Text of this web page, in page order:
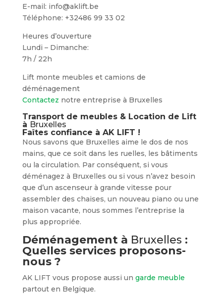
E-mail: info@aklift.be
Téléphone: +32486 99 33 02
Heures d’ouverture
Lundi – Dimanche:
7h / 22h
Lift monte meubles et camions de
déménagement
Contactez notre entreprise à Bruxelles
Transport de meubles & Location de Lift
à Bruxelles
Faîtes confiance à AK LIFT !
Nous savons que Bruxelles aime le dos de nos
mains, que ce soit dans les ruelles, les bâtiments
ou la circulation. Par conséquent, si vous
déménagez à Bruxelles ou si vous n’avez besoin
que d’un ascenseur à grande vitesse pour
assembler des chaises, un nouveau piano ou une
maison vacante, nous sommes l’entreprise la
plus appropriée.
Déménagement à Bruxelles :
Quelles services proposons-
nous ?
AK LIFT vous propose aussi un garde meuble
partout en Belgique.